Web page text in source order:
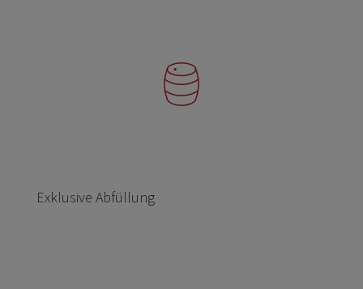
Exklusive Abfüllung